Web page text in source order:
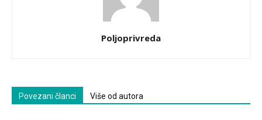
Poljoprivreda
Povezani članci Više od autora